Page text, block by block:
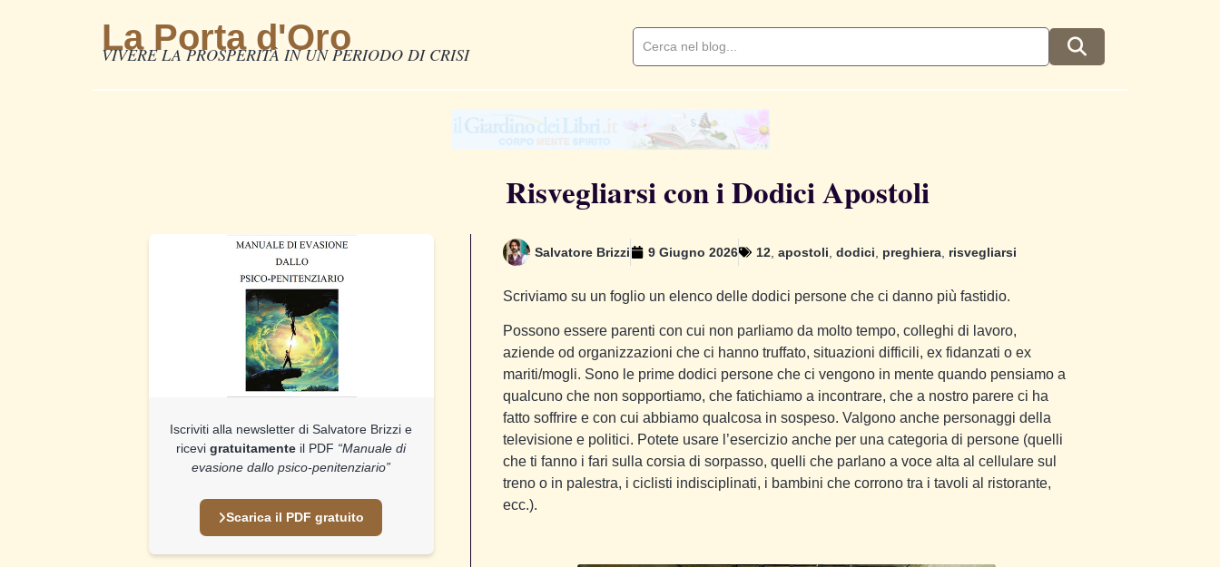
La Porta d'Oro
VIVERE LA PROSPERITÀ IN UN PERIODO DI CRISI
Risvegliarsi con i Dodici Apostoli
Iscriviti alla newsletter di Salvatore Brizzi e
ricevigratuitamente il PDF “Manuale di
evasione dallo psico-penitenziario”
Scarica il PDF gratuito
Salvatore Brizzi 9 Giugno 2026 12, apostoli dodici preghiera, risvegliarsi
Scriviamo su un foglio un elenco delle dodici persone che ci danno più fastidio.
Possono essere parenti con cui non parliamo da molto tempo, colleghi di lavoro,
aziende od organizzazioni che ci hanno truffato, situazioni difficili, ex fidanzati o ex
mariti/mogli. Sono le prime dodici persone che ci vengono in mente quando pensiamo a
qualcuno che non sopportiamo, che fatichiamo a incontrare, che a nostro parere ci ha
fatto soffrire e con cui abbiamo qualcosa in sospeso. Valgono anche personaggi della
televisione e politici. Potete usare l’esercizio anche per una categoria di persone (quelli
che ti fanno i fari sulla corsia di sorpasso, quelli che parlano a voce alta al cellulare sul
treno o in palestra, i ciclisti indisciplinati, i bambini che corrono tra i tavoli al ristorante,
ecc.).